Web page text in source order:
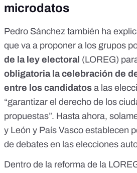
microdatos
Pedro Sánchez también ha
que va a proponer a los grupos
de la ley electoral (LOREG)
obligatoria la celebración de
entre los candidatos a las
“garantizar el derecho de los
propuestas”. Hasta ahora,
y León y País Vasco establecen
de debates en las elecciones
Dentro de la reforma de la